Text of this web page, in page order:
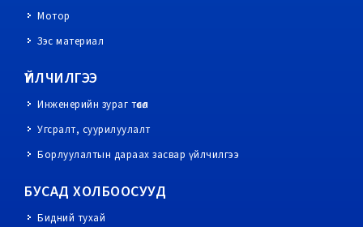
Мотор
Зэс материал
ҮЙЛЧИЛГЭЭ
Инженерийн зураг төсөл
Угсралт, суурилуулалт
Борлуулалтын дараах засвар үйлчилгээ
БУСАД ХОЛБООСУУД
Бидний тухай